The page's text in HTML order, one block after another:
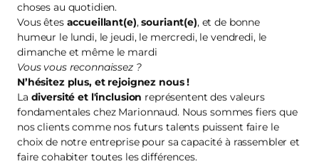
choses au quotidien.
Vous êtes accueillant(e),souriant(e), et de bonne
humeur le lundi, le jeudi, le mercredi, le vendredi, le
dimanche et même le mardi
Vous vous reconnaissez ?
N’hésitez plus, et rejoignez nous!
La diversité et l'inclusion représentent des valeurs
fondamentales chez Marionnaud. Nous sommes fiers que
nos clients comme nos futurs talents puissent faire le
choix de notre entreprise pour sa capacité à rassembler et
faire cohabiter toutes les différences.